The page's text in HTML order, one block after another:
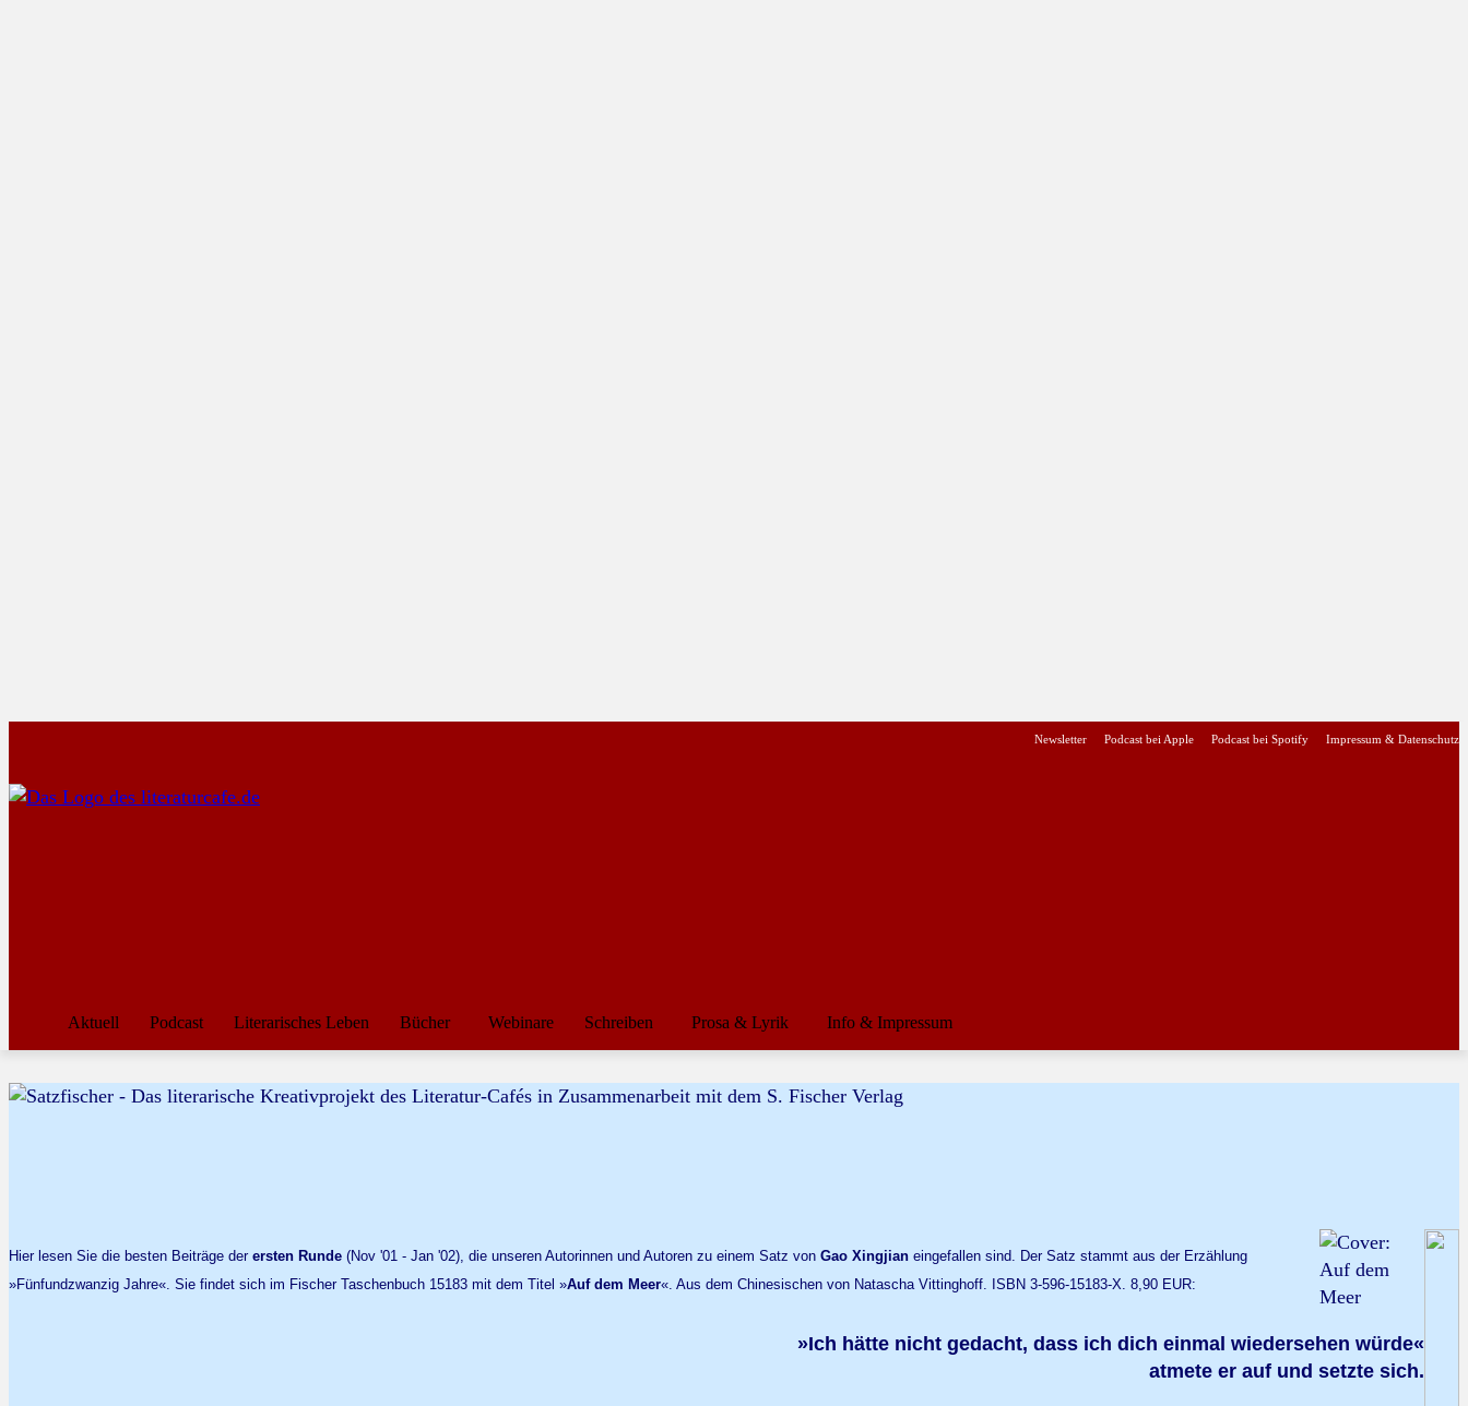
Newsletter Podcast bei Apple Podcast bei Spotify Impressum & Datenschutz
Aktuell Podcast Literarisches Leben Bücher Webinare Schreiben Prosa & Lyrik Info & Impressum
Hier lesen Sie die besten Beiträge der ersten Runde (Nov '01 - Jan '02), die unseren Autorinnen und Autoren zu einem Satz von Gao Xingjian eingefallen sind. Der Satz stammt aus der Erzählung
»Fünfundzwanzig Jahre«. Sie findet sich im Fischer Taschenbuch 15183 mit dem Titel »Auf dem Meer«. Aus dem Chinesischen von Natascha Vittinghoff. ISBN 3-596-15183-X. 8,90 EUR:
»Ich hätte nicht gedacht, dass ich dich einmal wiedersehen würde«
atmete er auf und setzte sich.